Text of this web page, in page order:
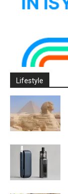
Lifestyle